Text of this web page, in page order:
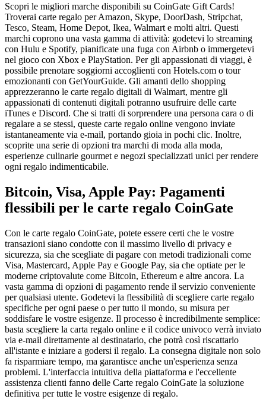
Scopri le migliori marche disponibili su CoinGate Gift Cards!
Troverai carte regalo per Amazon, Skype, DoorDash, Stripchat,
Tesco, Steam, Home Depot, Ikea, Walmart e molti altri. Questi
marchi coprono una vasta gamma di attività: godetevi lo streaming
con Hulu e Spotify, pianificate una fuga con Airbnb o immergetevi
nel gioco con Xbox e PlayStation. Per gli appassionati di viaggi, è
possibile prenotare soggiorni accoglienti con Hotels.com o tour
emozionanti con GetYourGuide. Gli amanti dello shopping
apprezzeranno le carte regalo digitali di Walmart, mentre gli
appassionati di contenuti digitali potranno usufruire delle carte
iTunes e Discord. Che si tratti di sorprendere una persona cara o di
regalare a se stessi, queste carte regalo online vengono inviate
istantaneamente via e-mail, portando gioia in pochi clic. Inoltre,
scoprite una serie di opzioni tra marchi di moda alla moda,
esperienze culinarie gourmet e negozi specializzati unici per rendere
ogni regalo indimenticabile.
Bitcoin, Visa, Apple Pay: Pagamenti
flessibili per le carte regalo CoinGate
Con le carte regalo CoinGate, potete essere certi che le vostre
transazioni siano condotte con il massimo livello di privacy e
sicurezza, sia che scegliate di pagare con metodi tradizionali come
Visa, Mastercard, Apple Pay e Google Pay, sia che optiate per le
moderne criptovalute come Bitcoin, Ethereum e altre ancora. La
vasta gamma di opzioni di pagamento rende il servizio conveniente
per qualsiasi utente. Godetevi la flessibilità di scegliere carte regalo
specifiche per ogni paese o per tutto il mondo, su misura per
soddisfare le vostre esigenze. Il processo è incredibilmente semplice:
basta scegliere la carta regalo online e il codice univoco verrà inviato
via e-mail direttamente al destinatario, che potrà così riscattarlo
all'istante e iniziare a godersi il regalo. La consegna digitale non solo
fa risparmiare tempo, ma garantisce anche un'esperienza senza
problemi. L'interfaccia intuitiva della piattaforma e l'eccellente
assistenza clienti fanno delle Carte regalo CoinGate la soluzione
definitiva per tutte le vostre esigenze di regalo.